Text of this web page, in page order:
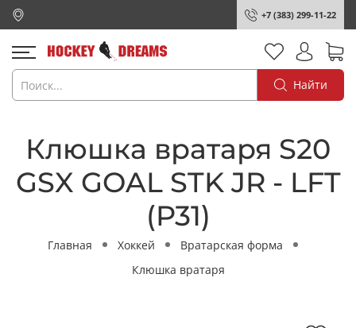
+7 (383) 299-11-22
Найти
Клюшка вратаря S20
GSX GOAL STK JR - LFT
(P31)
Главная Хоккей
Вратарская форма
Клюшка вратаря